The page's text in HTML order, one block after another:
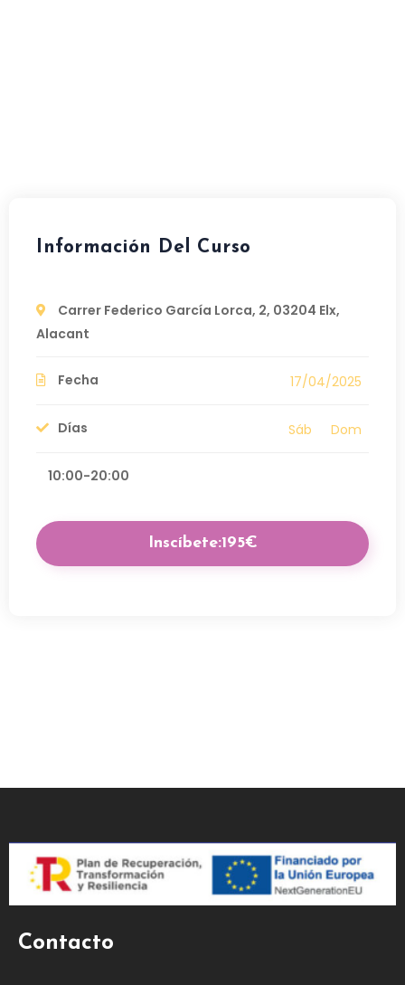
Información Del Curso
Carrer Federico García Lorca, 2, 03204 Elx,
Alacant
Fecha 17/04/2025
Días Sáb Dom
10:00-20:00
Inscíbete:195€
Contacto